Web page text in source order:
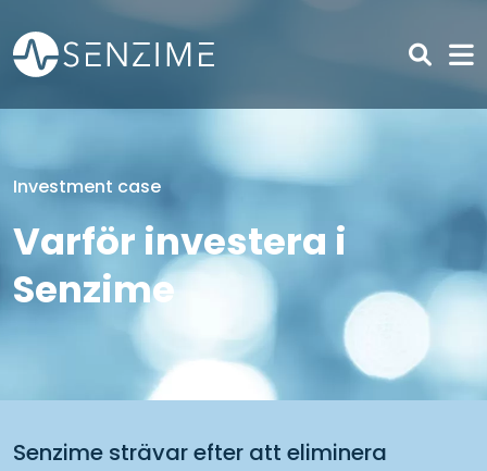
Skip to main content
Investment case
Varför investera i
Senzime
Senzime strävar efter att eliminera